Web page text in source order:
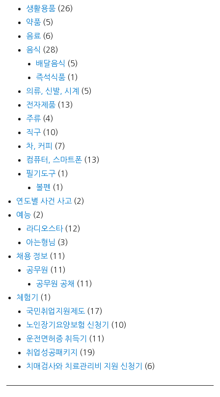
생활용품 (26)
약품 (5)
음료 (6)
음식 (28)
배달음식 (5)
즉석식품 (1)
의류, 신발, 시계 (5)
전자제품 (13)
주류 (4)
직구 (10)
차, 커피 (7)
컴퓨터, 스마트폰 (13)
필기도구 (1)
볼펜 (1)
연도별 사건 사고 (2)
예능 (2)
라디오스타(12)
아는형님 (3)
채용 정보 (11)
공무원 (11)
공무원 공채 (11)
체험기
(1)
국민취업지원제도 (17)
노인장기요양보험 신청기
(10)
운전면허증 취득기
(11)
취업성공패키지
(19)
치매검사와 치료관리비 지원 신청기
(6)